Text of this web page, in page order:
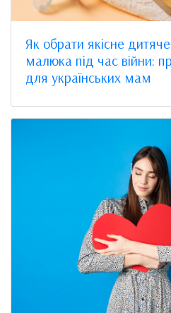
Як обрати якісне
малюка під час війни:
для українських мам